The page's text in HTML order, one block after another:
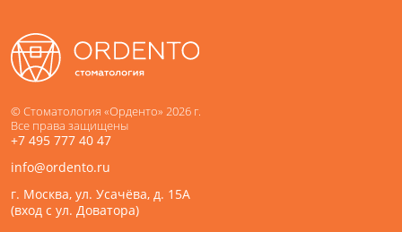
© Стоматология «Орденто» 2026 г.
Все права защищены
+7 495 777 40 47
info@ordento.ru
г. Москва, ул. Усачёва, д. 15А
(вход с ул. Доватора)